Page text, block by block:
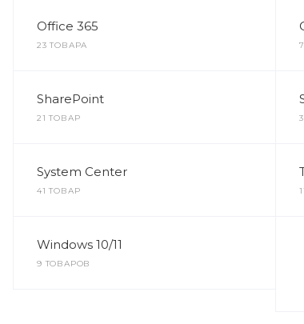
Office 365
23 ТОВАРА
SharePoint
21 ТОВАР
System Center
41 ТОВАР
Windows 10/11
9 ТОВАРОВ